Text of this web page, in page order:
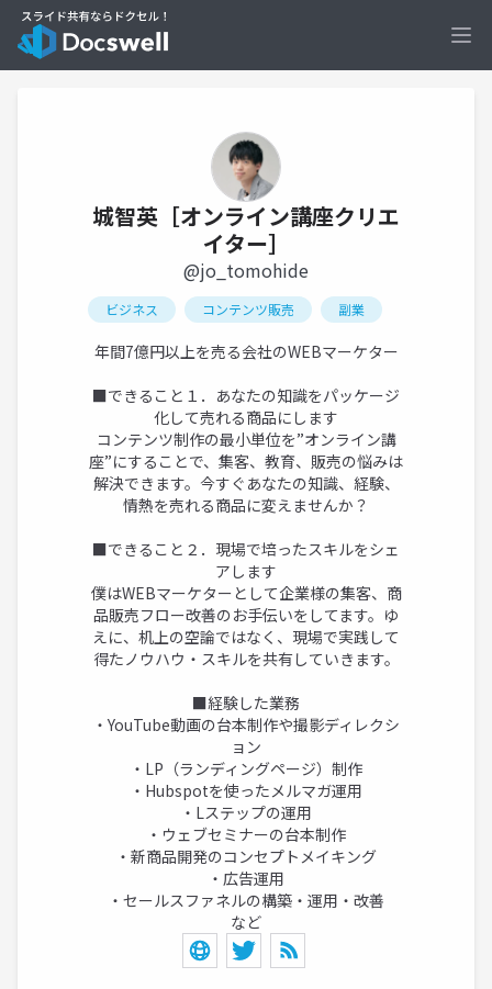
城智英［オンライン講座クリエ
イター］
@jo_tomohide
ビジネス コンテンツ販売 副業
年間7億円以上を売る会社のWEBマーケター
■できること１．あなたの知識をパッケージ
化して売れる商品にします
コンテンツ制作の最小単位を”オンライン講
座”にすることで、集客、教育、販売の悩みは
解決できます。今すぐあなたの知識、経験、
情熱を売れる商品に変えませんか？
■できること２．現場で培ったスキルをシェ
アします
僕はWEBマーケターとして企業様の集客、商
品販売フロー改善のお手伝いをしてます。ゆ
えに、机上の空論ではなく、現場で実践して
得たノウハウ・スキルを共有していきます。
■経験した業務
・YouTube動画の台本制作や撮影ディレクシ
ョン
・LP（ランディングページ）制作
・Hubspotを使ったメルマガ運用
・Lステップの運用
・ウェブセミナーの台本制作
・新商品開発のコンセプトメイキング
・広告運用
・セールスファネルの構築・運用・改善
など